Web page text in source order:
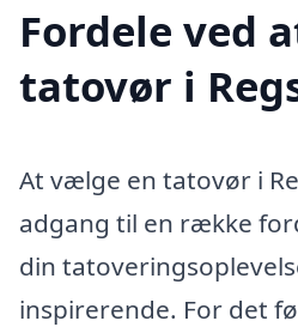
Fordele ved
tatovør i
At vælge en tatovør i
adgang til en række
din
inspirerende. For det